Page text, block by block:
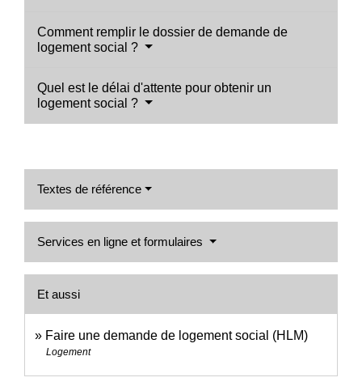
Comment remplir le dossier de demande de
logement social ?
Quel est le délai d'attente pour obtenir un
logement social ?
Textes de référence
Services en ligne et formulaires
Et aussi
Faire une demande de logement social (HLM)
Logement